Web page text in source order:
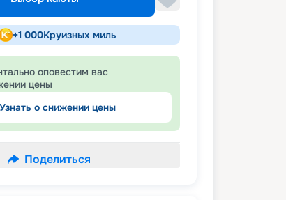
+1 000Круизных миль
оповестим вас
цены
Узнать о снижении цены
Поделиться